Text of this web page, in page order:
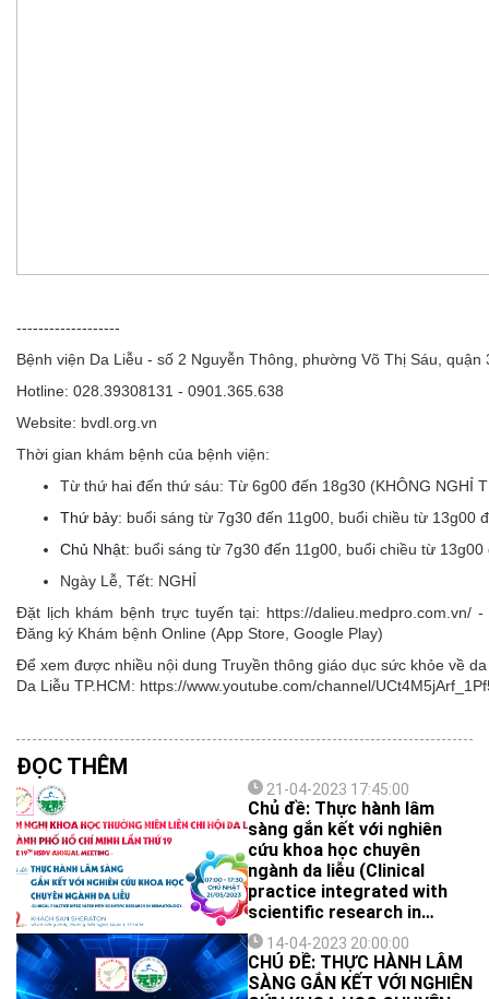
-------------------
Bệnh viện Da Liễu - số 2 Nguyễn Thông, phường Võ Thị Sáu, quận
Hotline: 028.39308131 - 0901.365.638
Website: bvdl.org.vn
Thời gian khám bệnh của bệnh viện:
Từ thứ hai đến thứ sáu: Từ 6g00 đến 18g30 (KHÔNG NGHỈ
Thứ bảy: buổi sáng từ 7g30 đến 11g00, buổi chiều từ 13g00
Chủ Nhật: buổi sáng từ 7g30 đến 11g00, buổi chiều từ 13g00
Ngày Lễ, Tết: NGHỈ
Đặt lịch khám bệnh trực tuyến tại: https://dalieu.medpro.com.vn/
Đăng ký Khám bệnh Online (App Store, Google Play)
Để xem được nhiều nội dung Truyền thông giáo dục sức khỏe về
Da Liễu TP.HCM: https://www.youtube.com/channel/
ĐỌC THÊM
21-04-2023 17:45:00
Chủ đề: Thực hành lâm
sàng gắn kết với nghiên
cứu khoa học chuyên
ngành da liễu (Clinical
practice integrated with
scientific research in
Dermatology)
14-04-2023 20:00:00
CHỦ ĐỀ: THỰC HÀNH LÂM
SÀNG GẮN KẾT VỚI NGHIÊN